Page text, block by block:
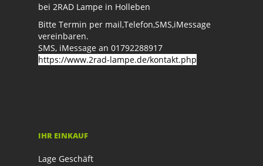
bei 2RAD Lampe in Holleben
Bitte Termin per mail,Telefon,SMS,iMessage
vereinbaren.
SMS, iMessage an 01792288917
https://www.2rad-lampe.de/kontakt.php
IHR EINKAUF
Lage Geschäft